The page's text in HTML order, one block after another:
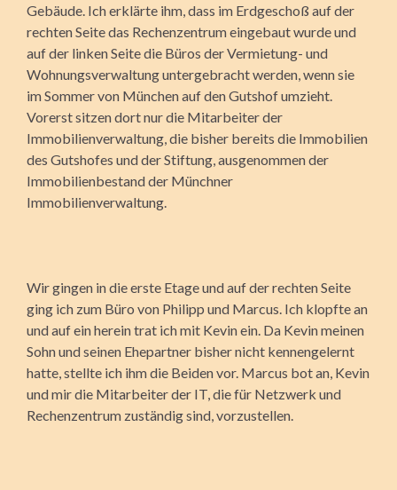
Gebäude. Ich erklärte ihm, dass im Erdgeschoß auf der
rechten Seite das Rechenzentrum eingebaut wurde und
auf der linken Seite die Büros der Vermietung- und
Wohnungsverwaltung untergebracht werden, wenn sie
im Sommer von München auf den Gutshof umzieht.
Vorerst sitzen dort nur die Mitarbeiter der
Immobilienverwaltung, die bisher bereits die Immobilien
des Gutshofes und der Stiftung, ausgenommen der
Immobilienbestand der Münchner
Immobilienverwaltung.
Wir gingen in die erste Etage und auf der rechten Seite
ging ich zum Büro von Philipp und Marcus. Ich klopfte an
und auf ein herein trat ich mit Kevin ein. Da Kevin meinen
Sohn und seinen Ehepartner bisher nicht kennengelernt
hatte, stellte ich ihm die Beiden vor. Marcus bot an, Kevin
und mir die Mitarbeiter der IT, die für Netzwerk und
Rechenzentrum zuständig sind, vorzustellen.